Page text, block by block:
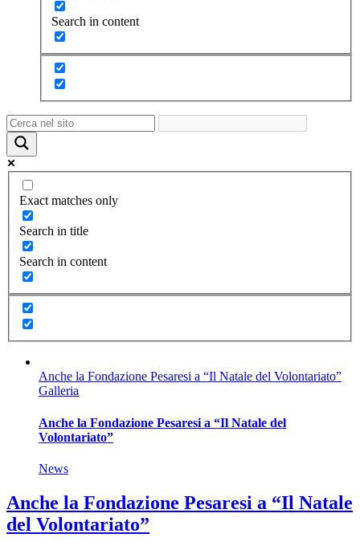
Search in content
Exact matches only
Search in title
Search in content
Anche la Fondazione Pesaresi a “Il Natale del Volontariato”
Galleria
Anche la Fondazione Pesaresi a “Il Natale del
Volontariato”
News
Anche la Fondazione Pesaresi a “Il Natale
del Volontariato”